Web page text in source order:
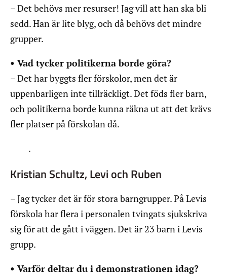
– Det behövs mer resurser! Jag vill att han ska bli
sedd. Han är lite blyg, och då behövs det mindre
grupper.
• Vad tycker politikerna borde göra?
– Det har byggts fler förskolor, men det är
uppenbarligen inte tillräckligt. Det föds fler barn,
och politikerna borde kunna räkna ut att det krävs
fler platser på förskolan då.
.
Kristian Schultz, Levi och Ruben
– Jag tycker det är för stora barngrupper. På Levis
förskola har flera i personalen tvingats sjukskriva
sig för att de gått i väggen. Det är 23 barn i Levis
grupp.
• Varför deltar du i demonstrationen idag?